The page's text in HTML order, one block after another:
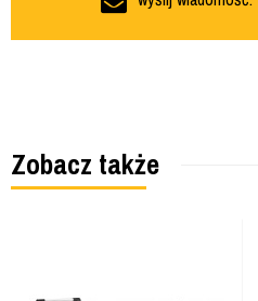
Zobacz także